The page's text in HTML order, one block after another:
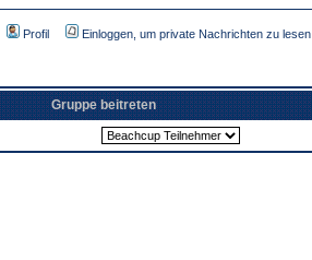
Profil Einloggen, um private Nachrichten zu lesen
Gruppe beitreten